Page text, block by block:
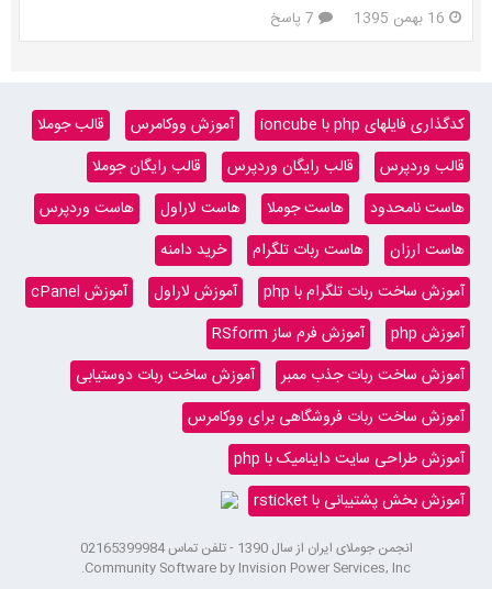
16 بهمن 1395
کدگذاری فایلهای php با ioncube آموزش ووکامرس
قالب جوملا
قالب وردپرس
قالب رایگان وردپرس
قالب رایگان جوملا
هاست نامحدود
هاست جوملا هاست لاراول
هاست وردپرس
هاست ارزان
هاست ربات تلگرام
خرید دامنه
آموزش ساخت ربات تلگرام با php
آموزش لاراول
آموزش cPanel
آموزش php
آموزش فرم ساز RSform
آموزش ساخت ربات جذب ممبر
آموزش ساخت ربات دوستیابی
آموزش ساخت ربات فروشگاهی برای ووکامرس
آموزش طراحی سایت داینامیک با php
آموزش بخش پشتیبانی با rsticket
انجمن جوملای ایران از سال 1390 - تلفن تماس 02165399984
Community Software by Invision Power Services, Inc.